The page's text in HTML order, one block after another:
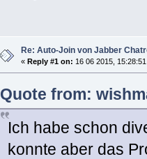
Re: Auto-Join von Jabber
« Reply #1 on: 16 06 2015,
Quote from:
Ich habe schon
konnte aber das